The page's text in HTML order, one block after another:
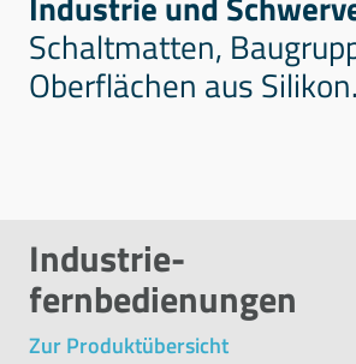
Schaltmatten,
Oberflächen aus Silikon.
Industrie-
fernbedienungen
Zur Produktübersicht